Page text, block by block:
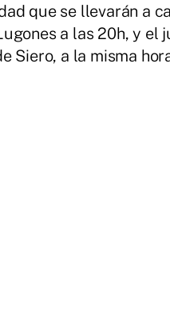
que se llevarán a
a las 20h, y el
Siero, a la misma